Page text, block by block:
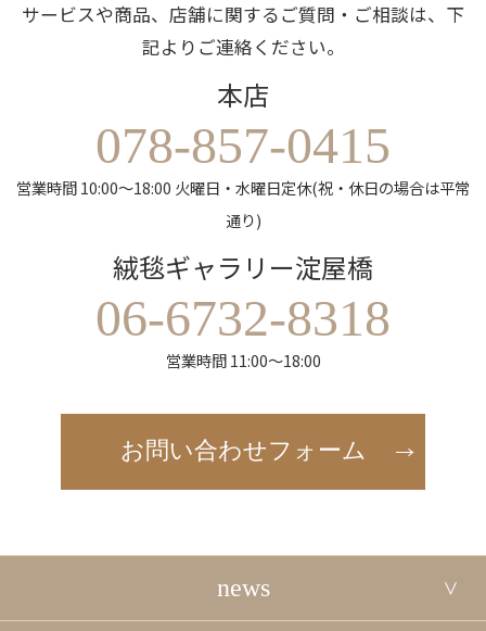
サービスや商品、店舗に関するご質問・ご相談は、下
記よりご連絡ください。
本店
078-857-0415
営業時間 10:00～18:00 火曜日・水曜日定休(祝・休日の場合は平常
通り)
絨毯ギャラリー淀屋橋
06-6732-8318
営業時間 11:00～18:00
お問い合わせフォーム
news